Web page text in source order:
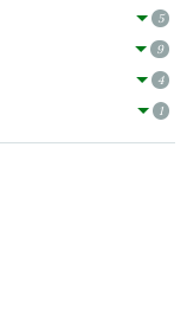
5
9
4
1